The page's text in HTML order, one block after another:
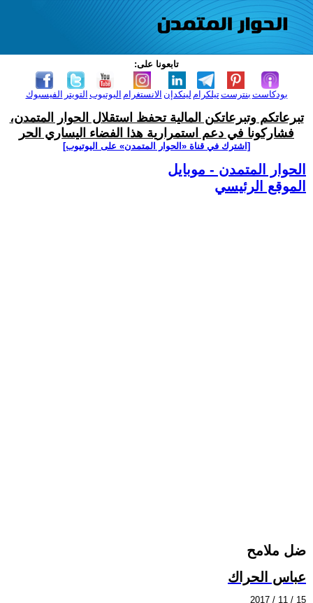
تابعونا على:
الفيسبوك التويتر اليوتيوب الانستغرام لينكدإن تيلكرامبنترست بودكاست
تبرعاتكم وتبرعاتكن المالية تحفظ استقلال الحوار المتمدن،
فشاركونا في دعم استمرارية هذا الفضاء اليساري الحر
[اشترك في قناة ‫«الحوار المتمدن» على اليوتيوب]
الحوار المتمدن - موبايل
الموقع الرئيسي
ضل ملامح
عباس الحراك
2017 / 11 / 15